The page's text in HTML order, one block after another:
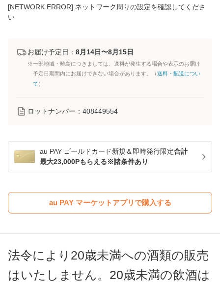
[NETWORK ERROR] ネットワーク周りの設定を確認してくださ
い
お届け予定日： 8月14日〜8月15日
※一部地域・離島につきましては、送料が発生する場合や表示のお届け
予定日期間内にお届けできない場合があります。（送料・配送につい
て ）
ロットナンバー： 408449554
au PAY ゴールドカード新規＆即時発行限定合計
最大23,000Pもらえる※諸条件あり
au PAY マーケットアプリで購入する
法令により20歳未満への酒類の販売
はいたしません。20歳未満の飲酒は